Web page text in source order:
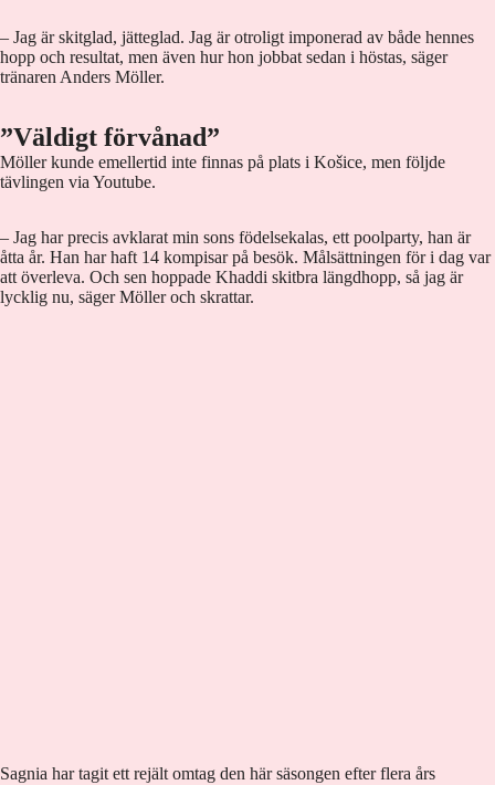
– Jag är skitglad, jätteglad. Jag är otroligt imponerad av både hennes
hopp och resultat, men även hur hon jobbat sedan i höstas, säger
tränaren Anders Möller.
”Väldigt förvånad”
Möller kunde emellertid inte finnas på plats i Košice, men följde
tävlingen via Youtube.
– Jag har precis avklarat min sons födelsekalas, ett poolparty, han är
åtta år. Han har haft 14 kompisar på besök. Målsättningen för i dag var
att överleva. Och sen hoppade Khaddi skitbra längdhopp, så jag är
lycklig nu, säger Möller och skrattar.
Sagnia har tagit ett rejält omtag den här säsongen efter flera års